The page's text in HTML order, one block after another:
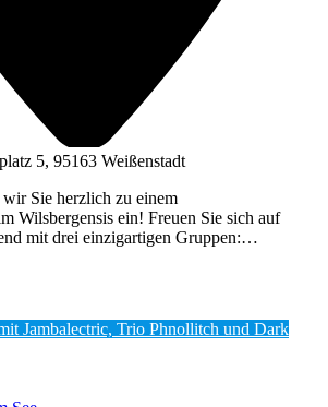
5, 95163 Weißenstadt
Sie herzlich zu einem
Wilsbergensis ein! Freuen Sie sich auf
mit drei einzigartigen Gruppen:…
Jam­balec­tric, Trio Phnol­litch und Dark